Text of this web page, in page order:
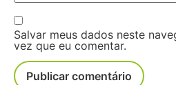
Salvar meus dados neste
vez que eu comentar.